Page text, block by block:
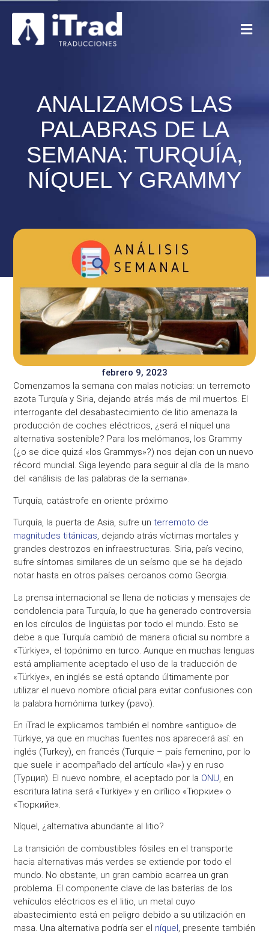
ANALIZAMOS LAS
PALABRAS DE LA
SEMANA: TURQUÍA,
NÍQUEL Y GRAMMY
febrero 9, 2023
Comenzamos la semana con malas noticias: unterremoto
azotaTurquía y Siria, dejando atrás más de mil muertos. El
interrogante del desabastecimiento de litio amenaza la
producción de coches eléctricos, ¿será el níquel una
alternativa sostenible? Para los melómanos, los Grammy
(¿o se dice quizá «los Grammys»?) nos dejan con un nuevo
récord mundial. Siga leyendo para seguir al día de la mano
del «análisis de las palabras de la semana».
Turquía, catástrofe en oriente próximo
Turquía, la puerta de Asia, sufre unterremoto de
magnitudes titánicas, dejando atrásvíctimas mortales y
grandes destrozos en infraestructuras. Siria, país vecino,
sufre síntomas similares de un seísmo que se ha dejado
notar hasta en otros países cercanos como Georgia.
La prensa internacional se llena de noticias y mensajes de
condolencia para Turquía, lo que ha generado controversia
en los círculos de lingüistas por todo el mundo. Esto se
debe a que Turquía cambió de manera oficial su nombre a
«Türkiye» , el topónimo en turco. Aunque en muchas lenguas
está ampliamente aceptado el uso de la traducción de
«Türkiye» , en inglés se está optando últimamente por
utilizar el nuevo nombre oficial para evitar confusiones con
la palabra homónimaturkey (pavo).
En iTrad le explicamos también el nombre «antiguo» de
Türkiye, ya que en muchas fuentes nos aparecerá así: en
inglés (Turkey), en francés (Turquie – país femenino, por lo
que suele ir acompañado del artículo «la») y en ruso
(Турция). El nuevo nombre, el aceptado por la ONU, en
escritura latina será «Türkiye» y en cirílico «Тюркие» o
«Тюркийе».
Níquel, ¿alternativa abundante al litio?
Latransición de combustibles fósiles en el transporte
hacia alternativas más verdes se extiende por todo el
mundo. No obstante, un gran cambio acarrea un gran
problema. El componente clave de las baterías de los
vehículos eléctricos es el litio, un metal cuyo
abastecimiento está en peligro debido a su utilización en
masa. Una alternativa podría ser el níquel, presente también